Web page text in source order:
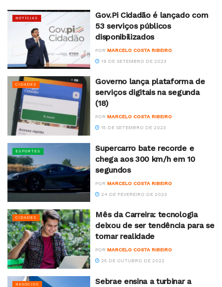
NOTÍCIAS
Gov.Pi Cidadão é lançado com
53 serviços públicos
disponibilizados
POR MARCELO COSTA RIBEIRO
19 DE SETEMBRO DE 2023
CIDADES
Governo lança plataforma de
serviços digitais na segunda
(18)
POR MARCELO COSTA RIBEIRO
15 DE SETEMBRO DE 2023
ESPORTES
Supercarro bate recorde e
chega aos 300 km/h em 10
segundos
POR MARCELO COSTA RIBEIRO
24 DE FEVEREIRO DE 2023
CIDADES
Mês da Carreira: tecnologia
deixou de ser tendência para se
tornar realidade
POR MARCELO COSTA RIBEIRO
25 DE OUTUBRO DE 2022
NEGÓCIOS
Sebrae ensina a turbinar a